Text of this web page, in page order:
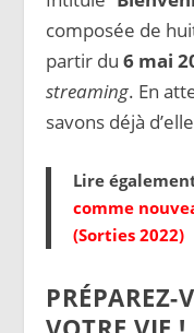
composée de
partir du6 mai
streaming. En
savons déjà
Lire
comme
(Sorties 2022)
PRÉPAREZ-